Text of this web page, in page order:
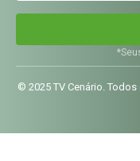
© 2025 TV Cenário.